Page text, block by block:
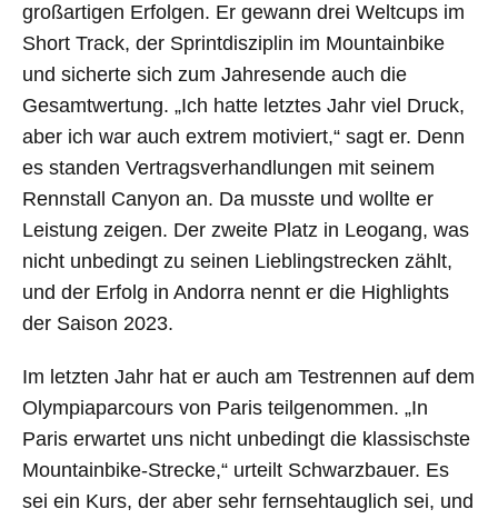
großartigen Erfolgen. Er gewann drei Weltcups im
Short Track, der Sprintdisziplin im Mountainbike
und sicherte sich zum Jahresende auch die
Gesamtwertung. „Ich hatte letztes Jahr viel Druck,
aber ich war auch extrem motiviert,“ sagt er. Denn
es standen Vertragsverhandlungen mit seinem
Rennstall Canyon an. Da musste und wollte er
Leistung zeigen. Der zweite Platz in Leogang, was
nicht unbedingt zu seinen Lieblingstrecken zählt,
und der Erfolg in Andorra nennt er die Highlights
der Saison 2023.
Im letzten Jahr hat er auch am Testrennen auf dem
Olympiaparcours von Paris teilgenommen. „In
Paris erwartet uns nicht unbedingt die klassischste
Mountainbike-Strecke,“ urteilt Schwarzbauer. Es
sei ein Kurs, der aber sehr fernsehtauglich sei, und